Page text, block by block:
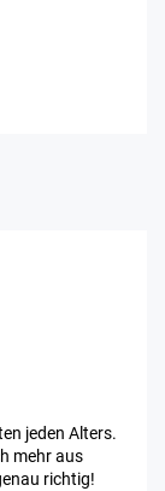
jeden Alters.
mehr aus
richtig!